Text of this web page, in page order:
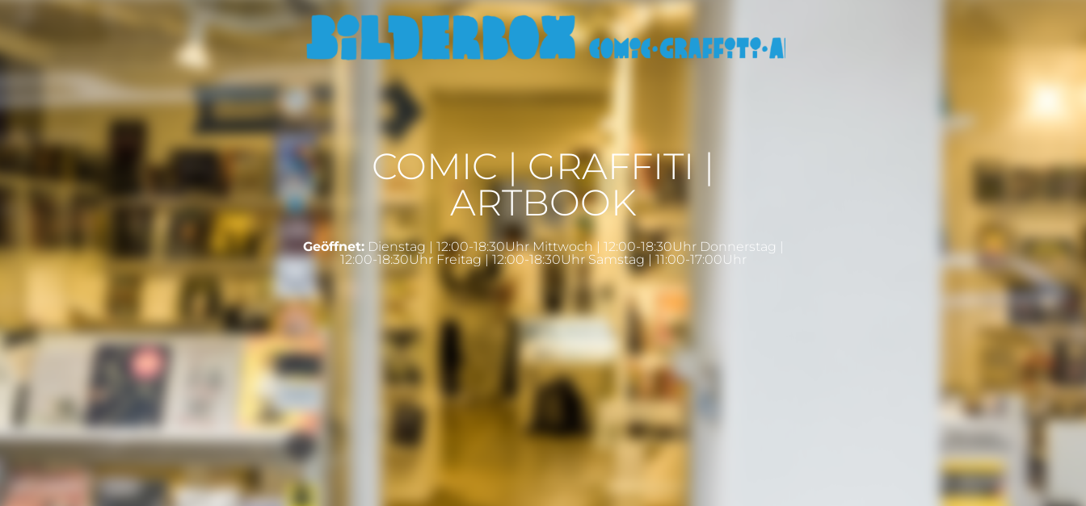
COMIC | GRAFFITI |
ARTBOOK
Geöffnet:Dienstag | 12:00-18:30Uhr Mittwoch | 12:00-18:30Uhr Donnerstag |
12:00-18:30Uhr Freitag | 12:00-18:30Uhr Samstag | 11:00-17:00Uhr